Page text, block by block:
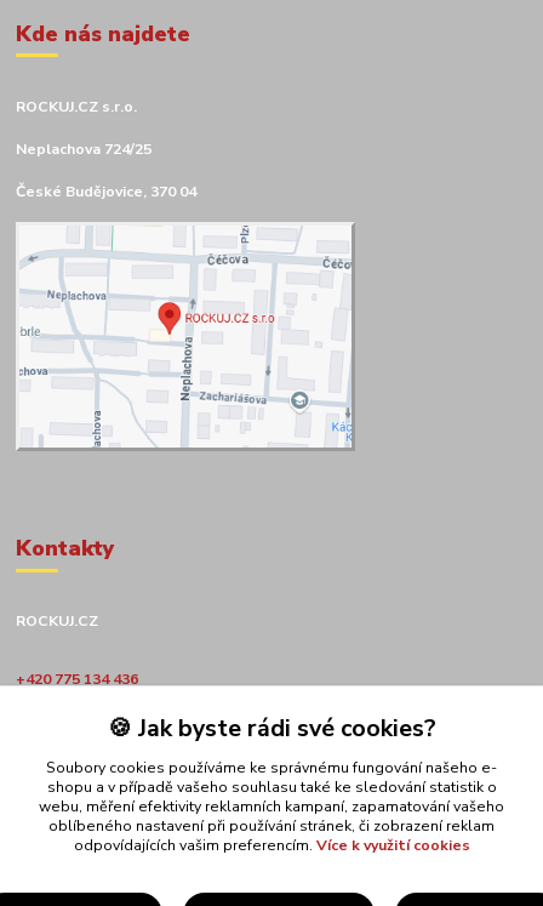
Kde nás najdete
ROCKUJ.CZ s.r.o.
Neplachova 724/25
České Budějovice, 370 04
Kontakty
ROCKUJ.CZ
+420 775 134 436
obchod@rockuj.cz
Upravit sběr cookies.
🍪 Jak byste rádi své cookies?
Soubory cookies používáme ke správnému fungování našeho e-
shopu a v případě vašeho souhlasu také ke sledování statistik o
webu, měření efektivity reklamních kampaní, zapamatování vašeho
oblíbeného nastavení při používání stránek, či zobrazení reklam
odpovídajících vašim preferencím. Více k využití cookies